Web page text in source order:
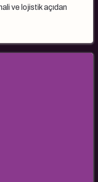
ve lojistik açıdan